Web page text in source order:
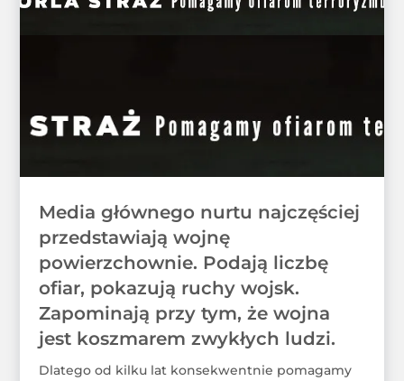
Media głównego nurtu najczęściej
przedstawiają wojnę
powierzchownie. Podają liczbę
ofiar, pokazują ruchy wojsk.
Zapominają przy tym, że wojna
jest koszmarem zwykłych ludzi.
Dlatego od kilku lat konsekwentnie pomagamy